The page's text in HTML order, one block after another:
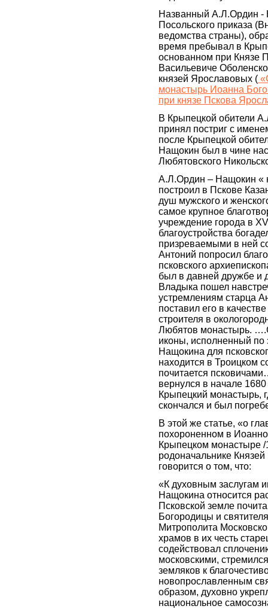
Названный А.Л.Ордин -
Посольского приказа
ведомства страны),
время пребывал в
основанном при Князе
Васильевиче
князей Ярославовых (
монастырь Иоанна
при князе Пскова
В Крыпецкой обители
принял постриг с
после Крыпецкой
Нащокин был в чине
Любятовского
А.Л.Ордин – Нащокин «
построил в Пскове
душ мужского и
самое крупное
учреждение города в
благоустройства
призреваемыми в ней
Антоний попросил
псковского
был в давней дружбе и
Владыка пошел
устремлениям старца
поставил его в
строителя в
Любятов монастырь.
иконы, исполненный по
Нащокина для
находится в Троицком
почитается
вернулся в начале 1680
Крыпецкий монастырь,
скончался и был
В этой же статье, «о
похороненном в
Крыпецком монастыре
родоначальнике
говорится о том, что:
«К духовным заслугам
Нащокина относится
Псковской земле
Богородицы и
Митрополита
храмов в их честь
содействовал
московскими,
земляков к
новопрославленным
образом, духовно
национальное